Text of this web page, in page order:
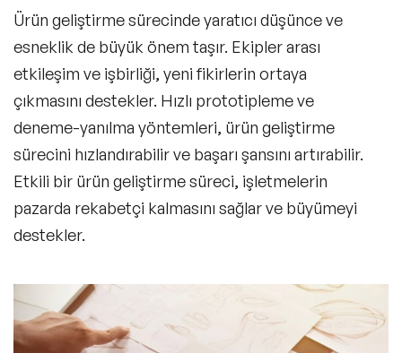
Ürün geliştirme sürecinde yaratıcı düşünce ve
esneklik de büyük önem taşır. Ekipler arası
etkileşim ve işbirliği, yeni fikirlerin ortaya
çıkmasını destekler. Hızlı prototipleme ve
deneme-yanılma yöntemleri, ürün geliştirme
sürecini hızlandırabilir ve başarı şansını artırabilir.
Etkili bir ürün geliştirme süreci, işletmelerin
pazarda rekabetçi kalmasını sağlar ve büyümeyi
destekler.